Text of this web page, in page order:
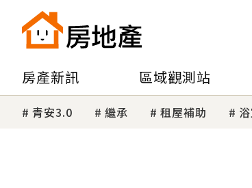
房產新訊 區域觀測站
青安3.0 繼承 租屋補助